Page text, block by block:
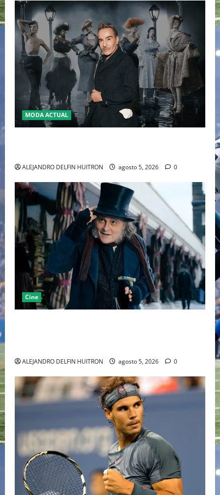
MODA ACTUAL
ALEJANDRO DELFIN HUITRON agosto 5, 2026 0
Cine
ALEJANDRO DELFIN HUITRON agosto 5, 2026 0